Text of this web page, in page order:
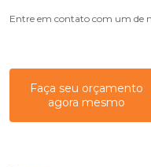
Entre em contato com um de
Faça seu orçamento
agora mesmo